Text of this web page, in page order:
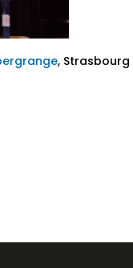
, Strasbourg